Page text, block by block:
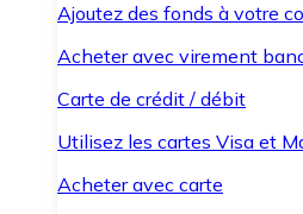
Ajoutez des fonds à votre
Acheter avec virement
Carte de crédit / débit
Utilisez les cartes Visa et
Acheter avec carte